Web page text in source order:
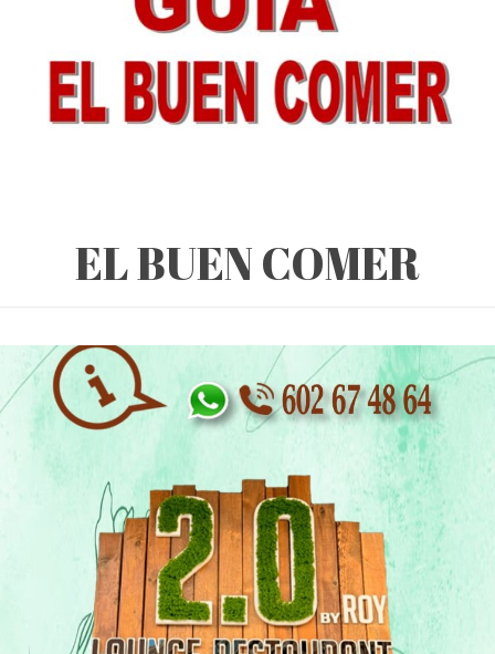
EL BUEN COMER